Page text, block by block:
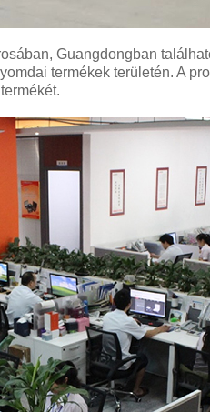
Guangdongban
termékek területén. A